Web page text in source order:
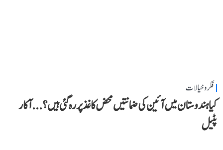
فکر و خیالات
کیا ہندوستان میں آئین کی ضمانتیں محض کاغذ پر رہ گئی ہیں؟...آکار
پٹیل